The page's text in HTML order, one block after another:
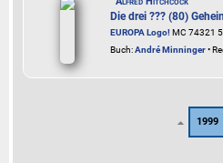
Die drei ??? (80)
EUROPA Logo! MC 74321
Buch:André Minninger•
1999